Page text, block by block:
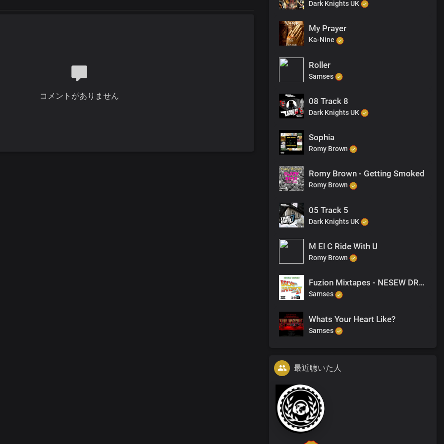
コメントがありません
Dark Knights UK
My Prayer
Ka-Nine
Roller
Samses
08 Track 8
Dark Knights UK
Sophia
Romy Brown
Romy Brown - Getting Smoked
Romy Brown
05 Track 5
Dark Knights UK
M El C Ride With U
Romy Brown
Fuzion Mixtapes - NESEW DRAGO - BACK TO THE FUTURE 3 - 03 GHETTO MADE
Samses
Whats Your Heart Like?
Samses
最近聴いた人